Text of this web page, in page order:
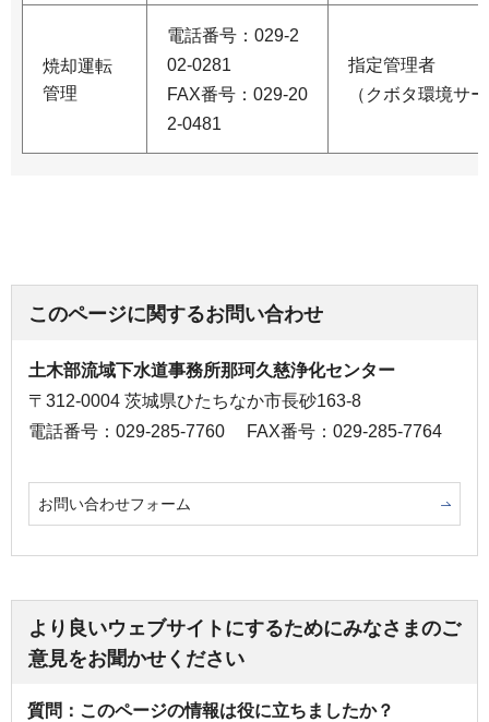
焼却運転
管理
電話番号：029-2
02-0281
FAX番号：029-20
2-0481
指定管理者
（クボタ環境サ
このページに関するお問い合わせ
土木部流域下水道事務所那珂久慈浄化センター
〒312-0004 茨城県ひたちなか市長砂163-8
電話番号：029-285-7760
FAX番号：029-285-7764
お問い合わせフォーム
より良いウェブサイトにするためにみなさまのご
意見をお聞かせください
質問：このページの情報は役に立ちましたか？